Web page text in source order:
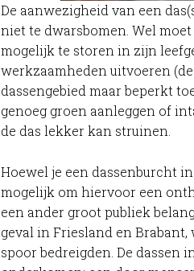
De aanwezigheid van een
niet te dwarsbomen. Wel
mogelijk te storen in zijn
werkzaamheden uitvoeren
dassengebied maar beperkt
genoeg groen aanleggen of
de das lekker kan struinen.
Hoewel je een dassenburcht
mogelijk om hiervoor een
een ander groot publiek
geval in Friesland en
spoor bedreigden. De dassen